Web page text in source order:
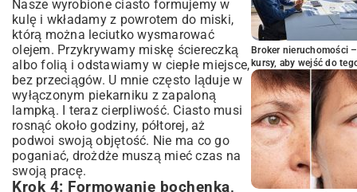
Nasze wyrobione ciasto formujemy w
kulę i wkładamy z powrotem do miski,
którą można leciutko wysmarować
olejem. Przykrywamy miskę ściereczką
albo folią i odstawiamy w ciepłe miejsce,
bez przeciągów. U mnie często ląduje w
wyłączonym piekarniku z zapaloną
lampką. I teraz cierpliwość. Ciasto musi
rosnąć około godziny, półtorej, aż
podwoi swoją objętość. Nie ma co go
poganiać, drożdże muszą mieć czas na
swoją pracę.
Krok 4: Formowanie bochenka,
Broker nieruchomości
kursy, aby wejść do